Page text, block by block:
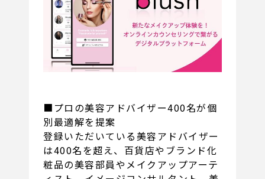
■プロの美容アドバイザー400名が個
別最適解を提案
登録いただいている美容アドバイザー
は400名を超え、百貨店やブランド化
粧品の美容部員やメイクアップアーテ